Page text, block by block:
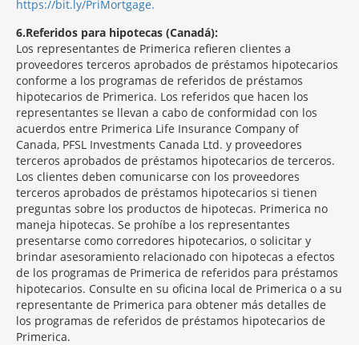
https://bit.ly/PriMortgage.
6 Referidos para hipotecas (Canadá):
Los representantes de Primerica refieren clientes a
proveedores terceros aprobados de préstamos hipotecarios
conforme a los programas de referidos de préstamos
hipotecarios de Primerica. Los referidos que hacen los
representantes se llevan a cabo de conformidad con los
acuerdos entre Primerica Life Insurance Company of
Canada, PFSL Investments Canada Ltd. y proveedores
terceros aprobados de préstamos hipotecarios de terceros.
Los clientes deben comunicarse con los proveedores
terceros aprobados de préstamos hipotecarios si tienen
preguntas sobre los productos de hipotecas. Primerica no
maneja hipotecas. Se prohíbe a los representantes
presentarse como corredores hipotecarios, o solicitar y
brindar asesoramiento relacionado con hipotecas a efectos
de los programas de Primerica de referidos para préstamos
hipotecarios. Consulte en su oficina local de Primerica o a su
representante de Primerica para obtener más detalles de
los programas de referidos de préstamos hipotecarios de
Primerica.